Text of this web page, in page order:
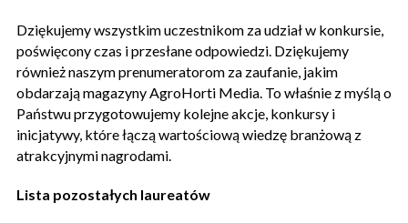
Dziękujemy wszystkim uczestnikom za udział w konkursie,
poświęcony czas i przesłane odpowiedzi. Dziękujemy
również naszym prenumeratorom za zaufanie, jakim
obdarzają magazyny AgroHorti Media. To właśnie z myślą o
Państwu przygotowujemy kolejne akcje, konkursy i
inicjatywy, które łączą wartościową wiedzę branżową z
atrakcyjnymi nagrodami.
Lista pozostałych laureatów